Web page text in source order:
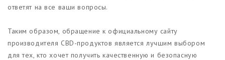
ответят на все ваши вопросы.
Таким образом, обращение к официальному сайту
производителя CBD-продуктов является лучшим выбором
для тех, кто хочет получить качественную и безопасную